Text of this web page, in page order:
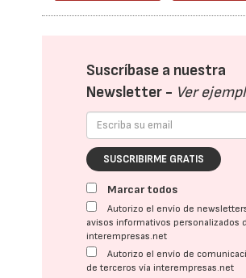
Suscríbase a nuestra
Newsletter - Ver
SUSCRIBIRME GRATIS
Marcar todos
Autorizo el envío de
avisos informativos personalizados
interempresas.net
Autorizo el envío de
de terceros vía interempresas.net